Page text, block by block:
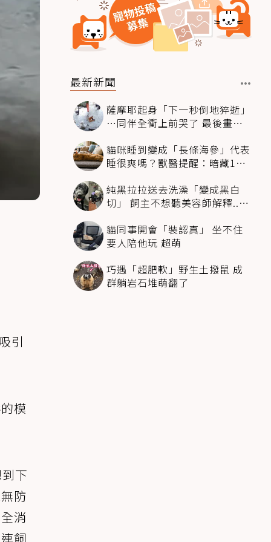
引
模
下
防
消
飼
最新新聞
薩摩耶起身「下一秒倒地猝逝」
…同伴全衝上前哭了 最後畫面
貓咪睡到變成「長條海參」代表
睡很爽嗎？獸醫提醒：暗藏1種
純黑拉拉送去洗澡「變成黑白
切」 飼主不想聽美容師解釋..衝
貓同事開會「裝認真」 坐不住
要人陪他玩 超萌
巧遇「超肥軟」野生土撥鼠 成
群躺岩石堆萌翻了